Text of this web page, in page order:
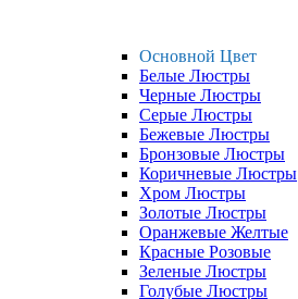
Основной Цвет
Белые Люстры
Черные Люстры
Серые Люстры
Бежевые Люстры
Бронзовые Люстры
Коричневые Люстры
Хром Люстры
Золотые Люстры
Оранжевые Желтые
Красные Розовые
Зеленые Люстры
Голубые Люстры